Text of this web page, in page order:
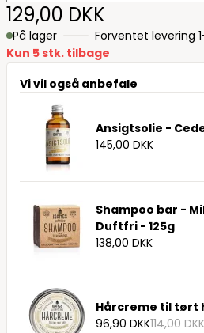
129,00 DKK
På lager
Forventet levering
Kun 5 stk. tilbage
Vi vil også anbefale
Ansigtsolie -
145,00 DKK
Shampoo bar -
Duftfri - 125g
138,00 DKK
Hårcreme til tørt
96,90 DKK114,00 DKK